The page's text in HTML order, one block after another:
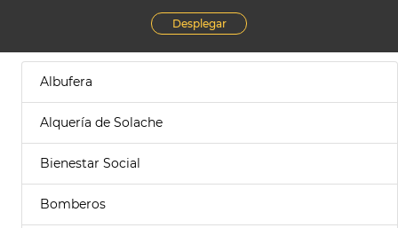
Desplegar
Albufera
Alquería de Solache
Bienestar Social
Bomberos